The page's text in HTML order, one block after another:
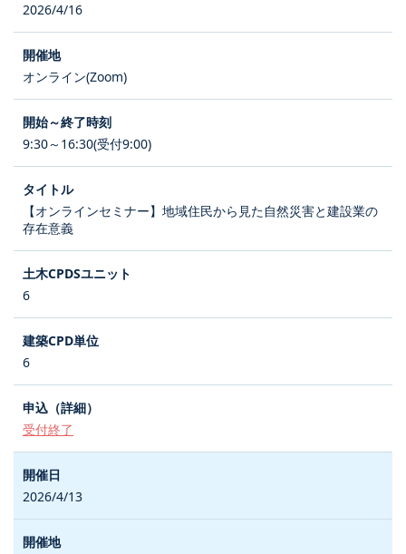
2026/4/16
オンライン(Zoom)
9:30～16:30(受付9:00)
【オンラインセミナー】地域住民から見た自然災害と建設業の
存在意義
6
6
受付終了
2026/4/13